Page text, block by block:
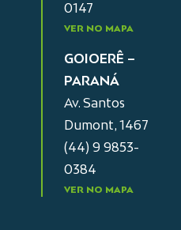
0147
VER NO MAPA
GOIOERÊ –
PARANÁ
Av. Santos
Dumont, 1467
(44) 9 9853-
0384
VER NO MAPA